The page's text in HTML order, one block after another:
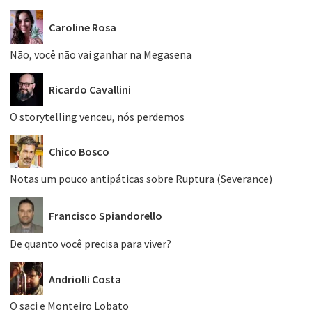
Caroline Rosa
Não, você não vai ganhar na Megasena
Ricardo Cavallini
O storytelling venceu, nós perdemos
Chico Bosco
Notas um pouco antipáticas sobre Ruptura (Severance)
Francisco Spiandorello
De quanto você precisa para viver?
Andriolli Costa
O saci e Monteiro Lobato